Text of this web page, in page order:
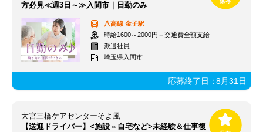
方必見≪週3日～≫入間市｜日勤のみ
八高線 金子駅
時給1600～2000円＋交通費全額支給
派遣社員
埼玉県入間市
応募終了日：8月31日
大宮三橋ケアセンターそよ風
【送迎ドライバー】<施設⇔自宅など>未経験＆仕事復